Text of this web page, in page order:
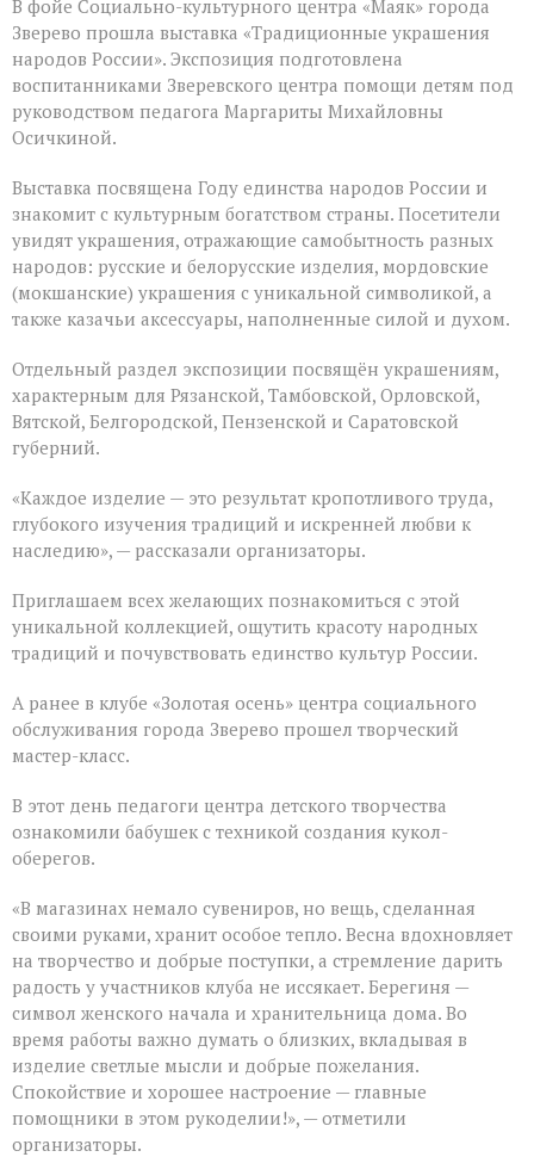
В фойе Социально-культурного центра «Маяк» города
Зверево прошла выставка «Традиционные украшения
народов России». Экспозиция подготовлена
воспитанниками Зверевского центра помощи детям под
руководством педагога Маргариты Михайловны
Осичкиной.
Выставка посвящена Году единства народов России и
знакомит с культурным богатством страны. Посетители
увидят украшения, отражающие самобытность разных
народов: русские и белорусские изделия, мордовские
(мокшанские) украшения с уникальной символикой, а
также казачьи аксессуары, наполненные силой и духом.
Отдельный раздел экспозиции посвящён украшениям,
характерным для Рязанской, Тамбовской, Орловской,
Вятской, Белгородской, Пензенской и Саратовской
губерний.
«Каждое изделие — это результат кропотливого труда,
глубокого изучения традиций и искренней любви к
наследию», — рассказали организаторы.
Приглашаем всех желающих познакомиться с этой
уникальной коллекцией, ощутить красоту народных
традиций и почувствовать единство культур России.
А ранее в клубе «Золотая осень» центра социального
обслуживания города Зверево прошел творческий
мастер-класс.
В этот день педагоги центра детского творчества
ознакомили бабушек с техникой создания кукол-
оберегов.
«В магазинах немало сувениров, но вещь, сделанная
своими руками, хранит особое тепло. Весна вдохновляет
на творчество и добрые поступки, а стремление дарить
радость у участников клуба не иссякает. Берегиня —
символ женского начала и хранительница дома. Во
время работы важно думать о близких, вкладывая в
изделие светлые мысли и добрые пожелания.
Спокойствие и хорошее настроение — главные
помощники в этом рукоделии!», — отметили
организаторы.